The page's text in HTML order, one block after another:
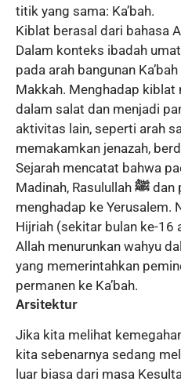
titik yang sama: Ka’bah.
Kiblat berasal dari bahasa
Dalam konteks ibadah
pada arah bangunan
Makkah. Menghadap kiblat
dalam salat dan menjadi
aktivitas lain, seperti arah
memakamkan jenazah,
Sejarah mencatat bahwa
Madinah, Rasulullah
dan
menghadap ke Yerusalem.
Hijriah (sekitar bulan ke-16
Allah menurunkan wahyu
yang memerintahkan
permanen ke Ka’bah.
Arsitektur
Jika kita melihat
kita sebenarnya sedang
luar biasa dari masa